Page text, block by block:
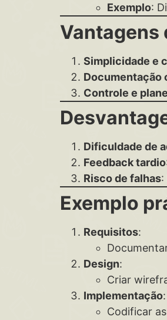
Exemplo:
Vantagens
Simplicidade e
Documentação
Controle e
Dificuldade de
Feedback tardio
Risco de falhas:
Exemplo
Requisitos:
Design:
Criar
Implementação:
Codificar